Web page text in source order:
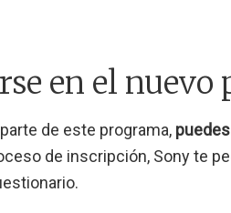
en el nuevo
de este programa,
de inscripción, Sony te